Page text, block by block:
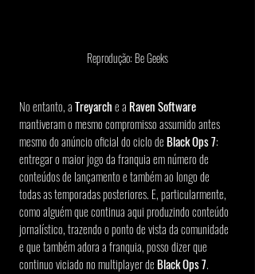
Reprodução: Be Geeks
No entanto, a Treyarch e a Raven Software
mantiveram o mesmo compromisso assumido antes
mesmo do anúncio oficial do ciclo de Black Ops 7:
entregar o maior jogo da franquia em número de
conteúdos de lançamento e também ao longo de
todas as temporadas posteriores. E, particularmente,
como alguém que continua aqui produzindo conteúdo
jornalístico, trazendo o ponto de vista da comunidade
e que também adora a franquia, posso dizer que
continuo viciado no multiplayer de Black Ops 7.